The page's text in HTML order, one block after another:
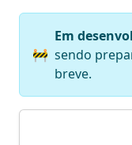
🚧
Em
sendo
breve.